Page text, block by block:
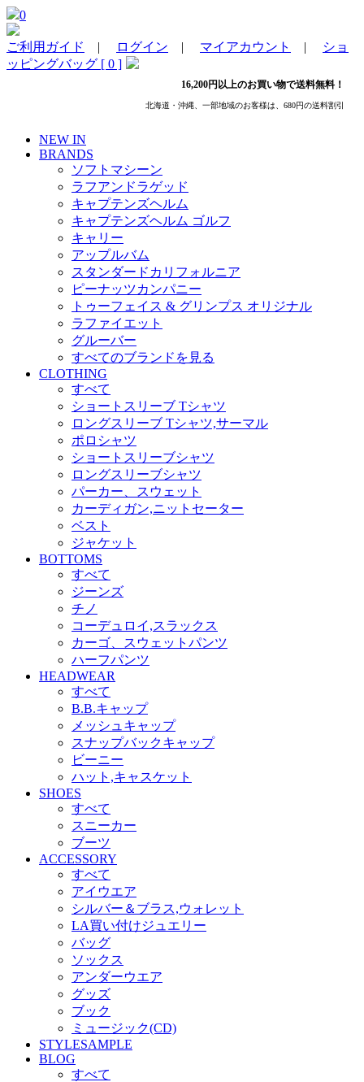
0
ご利用ガイド | ログイン | マイアカウント |
ショ
ッピングバッグ [ 0 ]
16,200円以上のお買い物で送料無料！
北海道・沖縄、一部地域のお客様は、680円の送料割引
NEW IN
BRANDS
ソフトマシーン
ラフアンドラゲッド
キャプテンズヘルム
キャプテンズヘルム ゴルフ
キャリー
アップルバム
スタンダードカリフォルニア
ピーナッツカンパニー
トゥーフェイス & グリンプス オリジナル
ラファイエット
グルーバー
すべてのブランドを見る
CLOTHING
すべて
ショートスリーブ Tシャツ
ロングスリーブ Tシャツ,サーマル
ポロシャツ
ショートスリーブシャツ
ロングスリーブシャツ
パーカー、スウェット
カーディガン,ニットセーター
ベスト
ジャケット
BOTTOMS
すべて
ジーンズ
チノ
コーデュロイ,スラックス
カーゴ、スウェットパンツ
ハーフパンツ
HEADWEAR
すべて
B.B.キャップ
メッシュキャップ
スナップバックキャップ
ビーニー
ハット,キャスケット
SHOES
すべて
スニーカー
ブーツ
ACCESSORY
すべて
アイウエア
シルバー＆ブラス,ウォレット
LA買い付けジュエリー
バッグ
ソックス
アンダーウエア
グッズ
ブック
ミュージック(CD)
STYLESAMPLE
BLOG
すべて